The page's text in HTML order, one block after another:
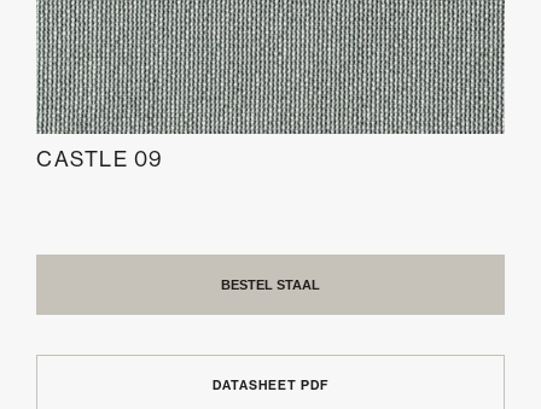
CASTLE 09
BESTEL STAAL
DATASHEET PDF